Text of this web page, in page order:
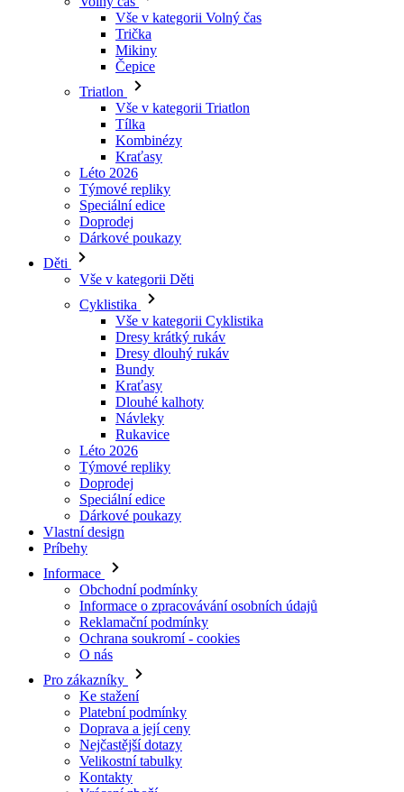
Triatlon
Vše v kategorii Triatlon
Tílka
Kombinézy
Kraťasy
Léto 2026
Týmové repliky
Speciální edice
Doprodej
Dárkové poukazy
Děti
Vše v kategorii Děti
Cyklistika
Vše v kategorii Cyklistika
Dresy dlouhý rukáv
Bundy
Kraťasy
Dlouhé kalhoty
Návleky
Rukavice
Léto 2026
Týmové repliky
Doprodej
Speciální edice
Dárkové poukazy
Vlastní design
Príbehy
Informace
Obchodní podmínky
Informace o zpracovávání osobních údajů
Reklamační podmínky
Ochrana soukromí - cookies
O nás
Pro zákazníky
Ke stažení
Platební podmínky
Doprava a její ceny
Nejčastější dotazy
Velikostní tabulky
Kontakty
Vrácení zboží
Přihlásit se